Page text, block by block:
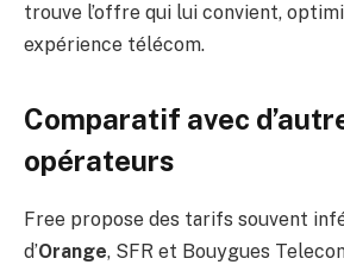
trouve l’offre qui lui convient,
expérience télécom.
Comparatif avec
opérateurs
Free propose des tarifs souvent
d’Orange, SFR et Bouygues